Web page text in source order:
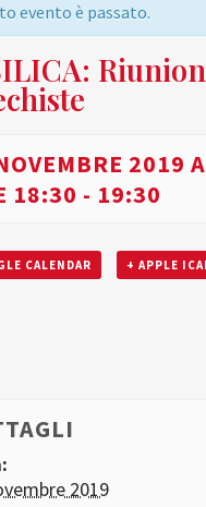
evento è passato.
2019
18:30 - 19:30
CALENDAR + APPLE
2019